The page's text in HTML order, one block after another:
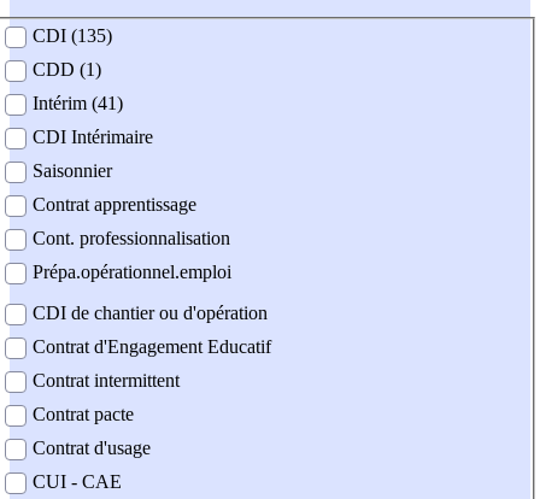
contrat
CDI (135)
CDD (1)
Intérim (41)
CDI Intérimaire
Saisonnier
Contrat apprentissage
Cont. professionnalisation
Prépa.opérationnel.emploi
CDI de chantier ou d'opération
Contrat d'Engagement Educatif
Contrat intermittent
Contrat pacte
Contrat d'usage
CUI - CAE